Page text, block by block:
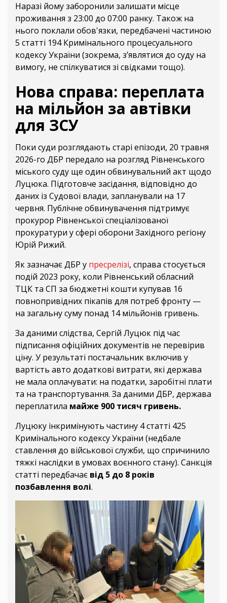
Наразі йому заборонили залишати місце
проживання з 23:00 до 07:00 ранку. Також на
нього поклали обов'язки, передбачені частиною
5 статті 194 Кримінального процесуального
кодексу України (зокрема, з’являтися до суду на
вимогу, не спілкуватися зі свідками тощо).
Нова справа: переплата
на мільйон за автівки
для ЗСУ
Поки суди розглядають старі епізоди, 20 травня
2026-го ДБР передало на розгляд Рівненського
міського суду ще один обвинувальний акт щодо
Луцюка. Підготовче засідання, відповідно до
даних із Судової влади, запланували на 17
червня. Публічне обвинувачення підтримує
прокурор Рівненської спеціалізованої
прокуратури у сфері оборони Західного регіону
Юрій Рижий.
Як зазначає ДБР у пресрелізі, справа стосується
подій 2023 року, коли Рівненський обласний
ТЦК та СП за бюджетні кошти купував 16
повнопривідних пікапів для потреб фронту —
на загальну суму понад 14 мільйонів гривень.
За даними слідства, Сергій Луцюк під час
підписання офіційних документів не перевірив
ціну. У результаті постачальник включив у
вартість авто додаткові витрати, які держава
не мала оплачувати: на податки, заробітні плати
та на транспортування. За даними ДБР, держава
переплатила майже 900 тисяч гривень.
Луцюку інкримінують частину 4 статті 425
Кримінального кодексу України (недбале
ставлення до військової служби, що спричинило
тяжкі наслідки в умовах воєнного стану). Санкція
статті передбачає від 5 до 8 років
позбавлення волі.